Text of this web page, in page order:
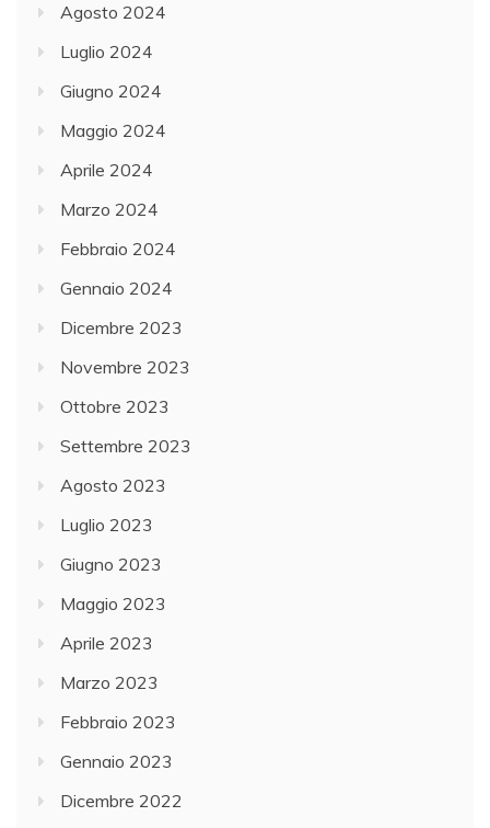
Agosto 2024
Luglio 2024
Giugno 2024
Maggio 2024
Aprile 2024
Marzo 2024
Febbraio 2024
Gennaio 2024
Dicembre 2023
Novembre 2023
Ottobre 2023
Settembre 2023
Agosto 2023
Luglio 2023
Giugno 2023
Maggio 2023
Aprile 2023
Marzo 2023
Febbraio 2023
Gennaio 2023
Dicembre 2022